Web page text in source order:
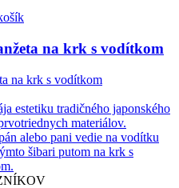
na krk s vodítkom
estetiku tradičného japonského
materiálov.
alebo pani vedie na vodítku
šibari putom na krk s